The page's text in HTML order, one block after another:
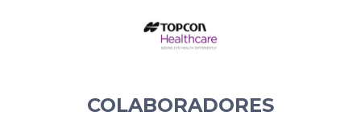
COLABORADORES